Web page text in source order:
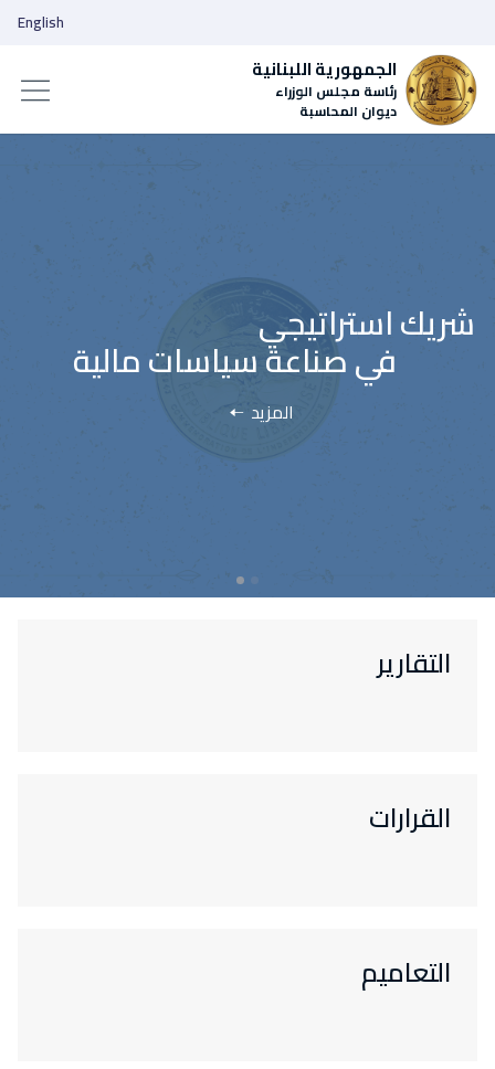
الجمهورية اللبنانية
رئاسة مجلس الوزراء
ديوان المحاسبة
English
المزيد
التقارير
القرارات
التعاميم